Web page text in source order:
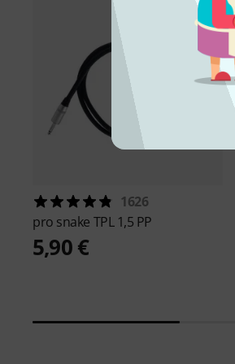
1626
pro snake TPL 1,5 PP
5,90 €